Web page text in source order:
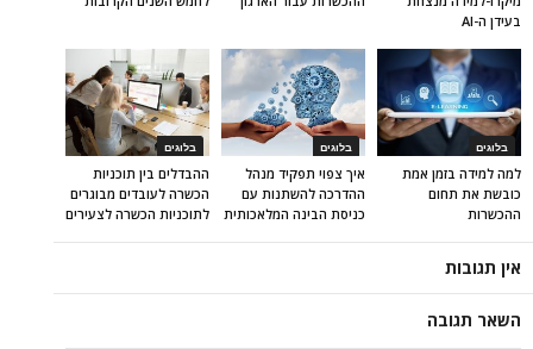
בעידן ה-AI
בלוגים
ההבדלים בין תוכניות
הכשרה לעובדים מבוגרים
לתוכניות הכשרה לצעירים
בלוגים
איך צפוי תפקיד מנהל
ההדרכה להשתנות עם
כניסת הבינה המלאכותית
בלוגים
למה למידה בזמן אמת
כובשת את תחום
ההכשרות
אין תגובות
השאר תגובה